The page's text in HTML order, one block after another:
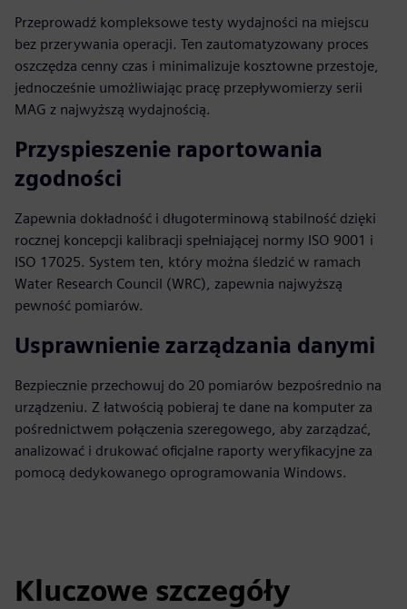
Przeprowadź kompleksowe testy wydajności na miejscu
bez przerywania operacji. Ten zautomatyzowany proces
oszczędza cenny czas i minimalizuje kosztowne przestoje,
jednocześnie umożliwiając pracę przepływomierzy serii
MAG z najwyższą wydajnością.
Przyspieszenie raportowania
zgodności
Zapewnia dokładność i długoterminową stabilność dzięki
rocznej koncepcji kalibracji spełniającej normy ISO 9001 i
ISO 17025. System ten, który można śledzić w ramach
Water Research Council (WRC), zapewnia najwyższą
pewność pomiarów.
Usprawnienie zarządzania danymi
Bezpiecznie przechowuj do 20 pomiarów bezpośrednio na
urządzeniu. Z łatwością pobieraj te dane na komputer za
pośrednictwem połączenia szeregowego, aby zarządzać,
analizować i drukować oficjalne raporty weryfikacyjne za
pomocą dedykowanego oprogramowania Windows.
Kluczowe szczegóły